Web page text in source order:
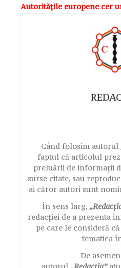
Autoritățile europene cer
Când folosim autorul
faptul că articolul
preluării de informații
surse citate, sau
ai căror autori sunt
În sens larg,
redacției de a prezenta
pe care le consideră
tematica
De